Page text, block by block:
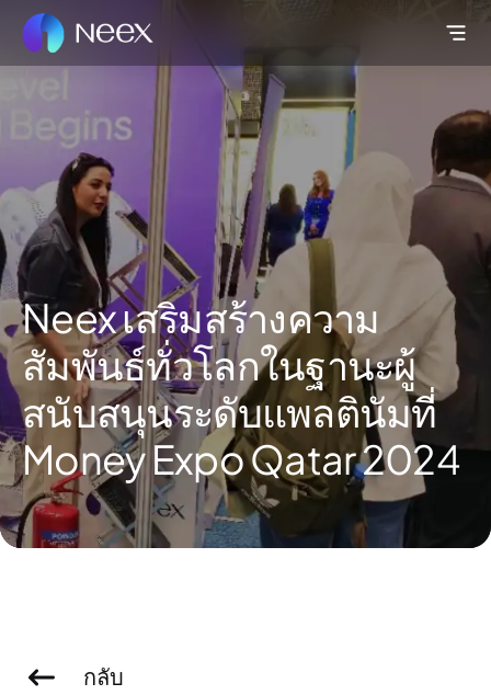
Neex เสริมสร้างความ
สัมพันธ์ทั่วโลกในฐานะผู้
สนับสนุนระดับแพลตินัมที่
Money Expo Qatar 2024
กลับ